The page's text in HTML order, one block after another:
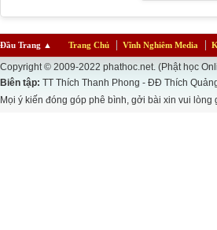
Đầu Trang ▲ Trang Chủ Vĩnh Nghiêm Media
Copyright © 2009-2022 phathoc.net. (Phật học
Biên tập: TT Thích Thanh Phong - ĐĐ Thích
Mọi ý kiến đóng góp phê bình, gởi bài xin vui lòng